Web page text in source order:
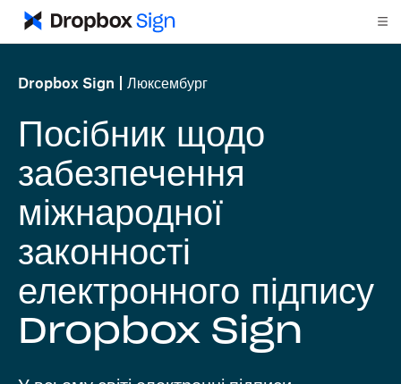
Dropbox Sign Люксембург
Посібник щодо
забезпечення
міжнародної
законності
електронного підпису
Dropbox Sign